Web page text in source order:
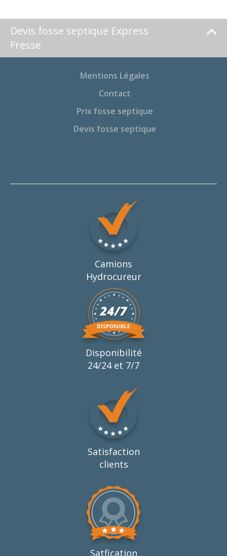
Devis fosse septique Express
Fresse
Mentions Légales
Contact
Prix fosse septique
Devis fosse septique
Camions
Hydrocureur
Disponibilité
24/24 et 7/7
Satisfaction
clients
Satfication